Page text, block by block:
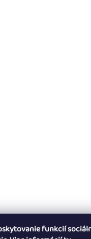
funkcií